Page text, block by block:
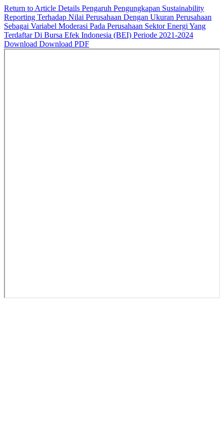
Return to Article Details Pengaruh Pengungkapan Sustainability
Reporting Terhadap Nilai Perusahaan Dengan Ukuran Perusahaan
Sebagai Variabel Moderasi Pada Perusahaan Sektor Energi Yang
Terdaftar Di Bursa Efek Indonesia (BEI) Periode 2021-2024
Download Download PDF